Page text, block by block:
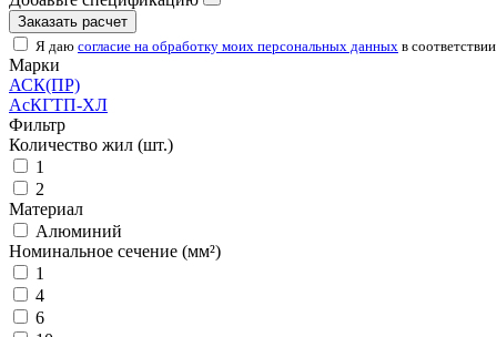
Заказать расчет
Я даю согласие на обработку моих персональных данных в
Марки
АСК(ПР)
АсКГТП-ХЛ
Фильтр
Количество жил (шт.)
1
2
Материал
Алюминий
Номинальное сечение (мм²)
1
4
6